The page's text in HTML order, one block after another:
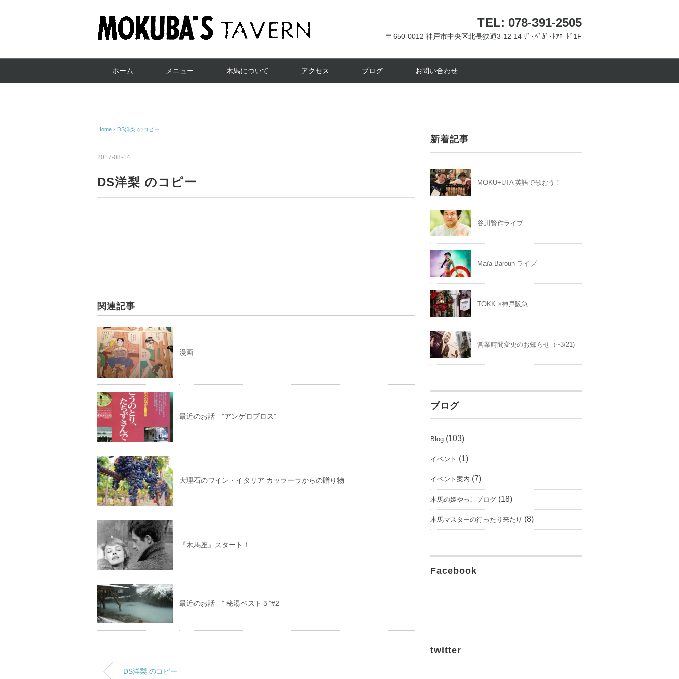
TEL: 078-391-2505
〒650-0012 神戸市中央区北長狭通3-12-14 ｻﾞ･ﾍﾞｶﾞ･ﾄｱﾛｰﾄﾞ1F
ホーム メニュー 木馬について アクセス ブログ お問い合わせ
Home › DS洋梨 のコピー
2017-08-14
DS洋梨 のコピー
関連記事
漫画
最近のお話 ”アンゲロブロス”
大理石のワイン・イタリア カッラーラからの贈り物
『木馬座』スタート！
最近のお話 ” 秘湯ベスト５”#2
DS洋梨 のコピー
新着記事
MOKU+UTA 英語で歌おう！
谷川賢作ライブ
Maïa Barouh ライブ
TOKK ×神戸阪急
営業時間変更のお知らせ（~3/21)
ブログ
Blog (103)
イベント (1)
イベント案内 (7)
木馬の姫やっこブログ (18)
木馬マスターの行ったり来たり (8)
Facebook
twitter